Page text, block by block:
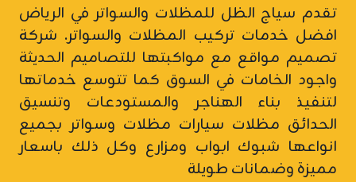
تقدم سياج الظل للمظلات والسواتر في الرياض
افضل خدمات تركيب المظلات والسواتر. شركة
تصميم مواقع مع مواكبتها للتصاميم الحديثة
واجود الخامات في السوق كما تتوسع خدماتها
لتنفيذ بناء الهناجر والمستودعات وتنسيق
الحدائق مظلات سيارات مظلات وسواتر بجميع
انواعها شبوك ابواب ومزارع وكل ذلك باسعار
مميزة وضمانات طويلة